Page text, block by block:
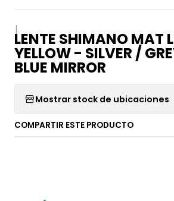
|
LENTE SHIMANO MAT
YELLOW - SILVER /
BLUE MIRROR
Mostrar stock de ubicaciones
COMPARTIR ESTE PRODUCTO